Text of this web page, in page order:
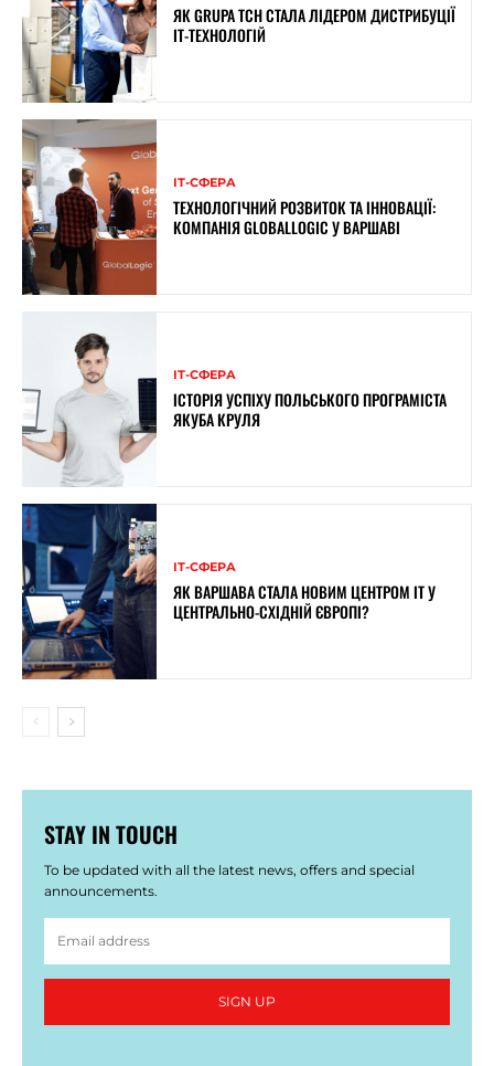
ЯК GRUPA TCH СТАЛА ЛІДЕРОМ ДИСТРИБУЦІЇ
IT-ТЕХНОЛОГІЙ
ІТ-СФЕРА
ТЕХНОЛОГІЧНИЙ РОЗВИТОК ТА ІННОВАЦІЇ:
КОМПАНІЯ GLOBALLOGIC У ВАРШАВІ
ІТ-СФЕРА
ІСТОРІЯ УСПІХУ ПОЛЬСЬКОГО ПРОГРАМІСТА
ЯКУБА КРУЛЯ
ІТ-СФЕРА
ЯК ВАРШАВА СТАЛА НОВИМ ЦЕНТРОМ ІТ У
ЦЕНТРАЛЬНО-СХІДНІЙ ЄВРОПІ?
STAY IN TOUCH
To be updated with all the latest news, offers and special
announcements.
SIGN UP